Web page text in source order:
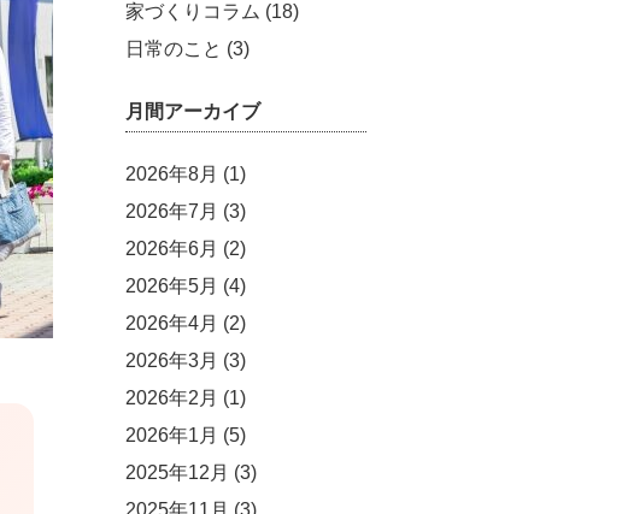
家づくりコラム (18)
日常のこと (3)
月間アーカイブ
2026年8月 (1)
2026年7月 (3)
2026年6月 (2)
2026年5月 (4)
2026年4月 (2)
2026年3月 (3)
2026年2月 (1)
2026年1月 (5)
2025年12月 (3)
2025年11月 (3)